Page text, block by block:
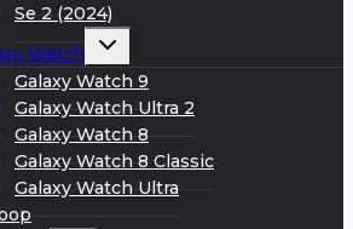
Se 2 (2024)
Watch
Развернуть
меню
Galaxy Watch 9
Galaxy Watch Ultra 2
Galaxy Watch 8
Galaxy Watch 8 Classic
Galaxy Watch Ultra